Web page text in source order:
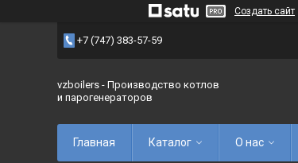
Создать сайт
+7 (747) 383-57-59
vzboilers - Производство котлов
и парогенераторов
Главная Каталог О нас